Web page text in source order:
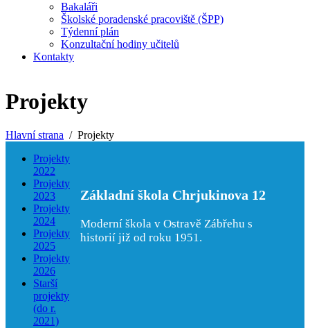
Bakaláři
Školské poradenské pracoviště (ŠPP)
Týdenní plán
Konzultační hodiny učitelů
Kontakty
Projekty
Hlavní strana
Projekty
Projekty
2022
Projekty
2023
Projekty
2024
Projekty
2025
Projekty
2026
Starší
projekty
(do r.
2021)
Základní škola Chrjukinova 12
Moderní škola v Ostravě Zábřehu s
historií již od roku 1951.